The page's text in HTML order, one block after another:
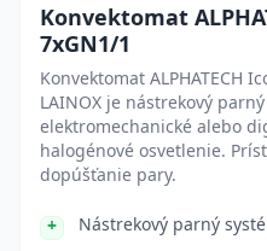
Konvektomat
7xGN1/1
Konvektomat ALPHATECH
LAINOX je nástrekový
elektromechanické alebo
halogénové osvetlenie.
dopúšťanie pary.
Nástrekový parný